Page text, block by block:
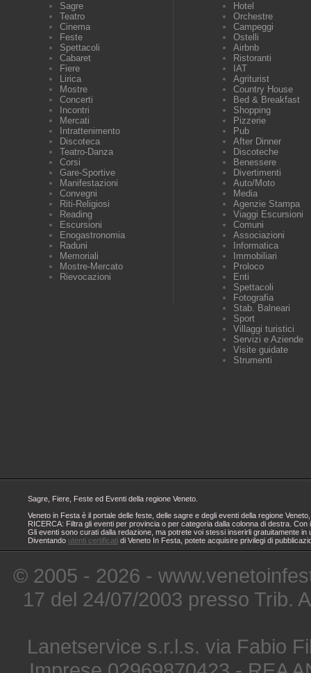
Sagre
Teatro
Cinema
Feste
Spettacoli
Cabaret
Fiere
Lirica
Mostre
Concerti
Incontri
Mercati
Intrattenimento
Discoteca
Teatro-Danza
Corsi
Gare-Sportive
Manifestazioni
Convegni
Riti-Religiosi
Reading
Escursioni
Enogastronomia
Raduni
Memoriali
Mostre-Mercato
Rievocazioni
Hotel
Orchestre
Campeggi
Ostelli
Airbnb
Ristoranti
IAT
Agriturist
Country House
Bed & Breakfast
Shopping
Pizzerie
Pub
After Dinner
Discoteche
Benessere
Divertimenti
Auto/Moto
Media
Agenzie Stampa
Viaggi Escursioni
Comuni
Associazioni
Informatica
Immobiliari
Proloco
Enti
Spettacoli
Fotografia
Stab. Balneari
Sport
Villaggi turistici
Servizi e Aziende
Visite guidate
Strumenti
Sagre, Fiere, Feste ed Eventi della regione Veneto.
Veneto in Festa è il portale delle feste, delle sagre e degli eventi della regione
RICERCA: Filtra gli eventi per provincia o per categoria dalla colonna di destra.
Gli eventi sono curati dalla redazione, ma potrete voi stessi inserirli gratuitamente
Diventando utenti certificati di Veneto In Festa, potete acquisire privilegi di
© 2005 - 2026 -
17 del 24/07/2003 presso Trib.
Lanetservice s.r.l.s. via Fabio